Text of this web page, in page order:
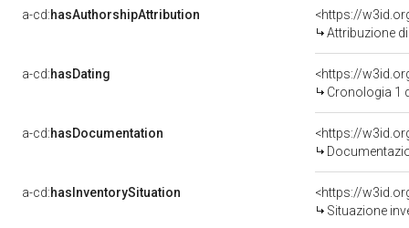
a-cd:hasAuthorshipAttribution
Attribuzione
a-cd:hasDating
<https://
Cronologia 1
a-cd:hasDocumentation
a-cd:hasInventorySituation
<https://
Situazione